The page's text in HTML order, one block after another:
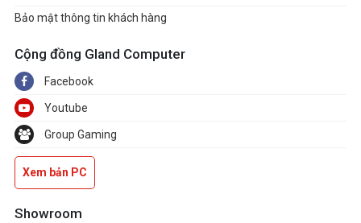
(DEVICE SLEEP)
ALLOWABLE VOLTAGE
3.3 V ± 5 % Allowable voltage
OPERATING TEMPERATURE
Bảo mật thông tin khách hàng
Cộng đồng Gland Computer
Facebook
Youtube
Group Gaming
Xem bản PC
Showroom